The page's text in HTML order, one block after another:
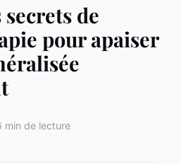
de
pour apaiser
min de lecture